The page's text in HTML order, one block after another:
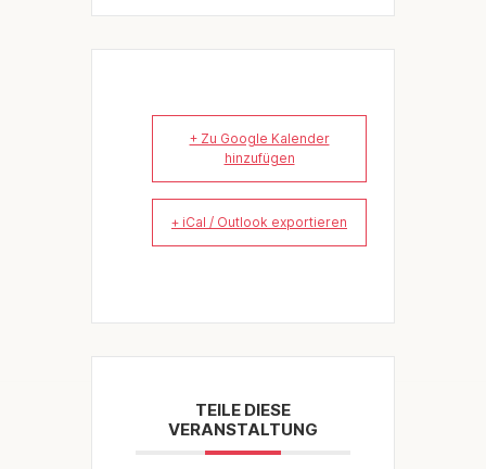
+ Zu Google Kalender
hinzufügen
+ iCal / Outlook exportieren
TEILE DIESE
VERANSTALTUNG